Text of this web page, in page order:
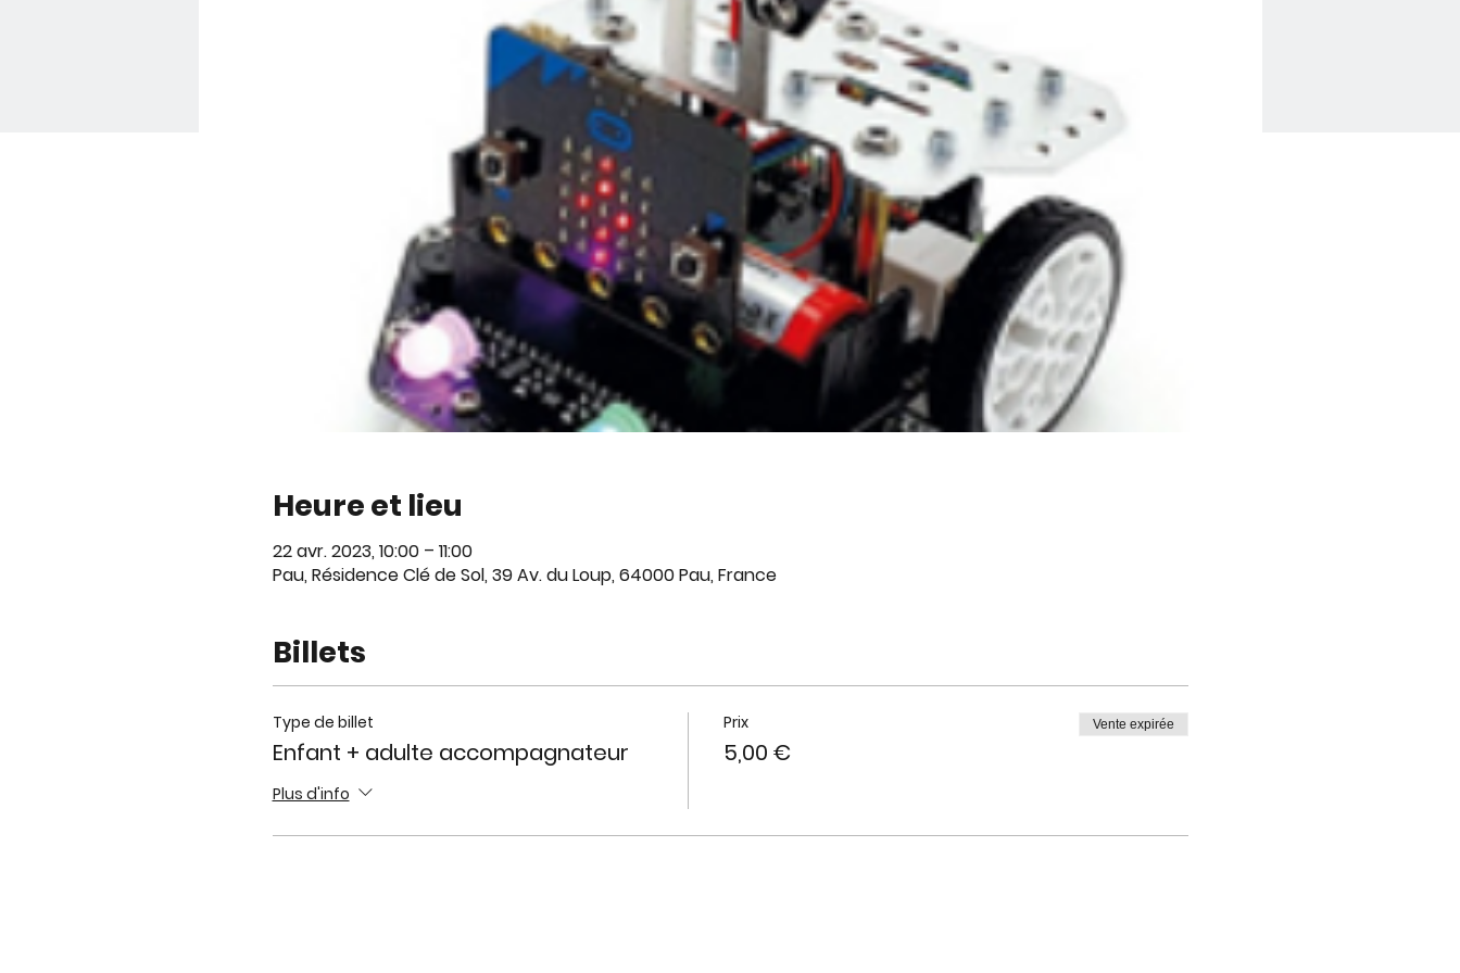
Heure et lieu
22 avr. 2023, 10:00 – 11:00
Pau, Résidence Clé de Sol, 39 Av. du Loup, 64000 Pau, France
Billets
Type de billet
Enfant + adulte accompagnateur
Plus d'info
Prix
5,00 €
Vente expirée